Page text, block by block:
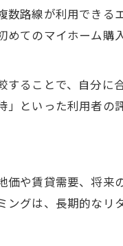
ローン返済と利回
不動産購入時に押
路線が利用でき
てのマイホーム
ることで、自分
といった利用者の
や賃貸需要、将
グは、長期的な
お問い合わせ
お問い合わせ